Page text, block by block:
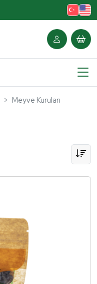
Meyve Kuruları